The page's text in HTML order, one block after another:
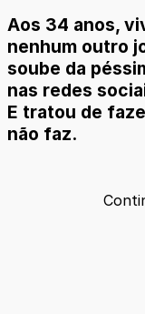
Aos 34 anos,
nenhum outro
soube da
nas redes
E tratou de
não faz.